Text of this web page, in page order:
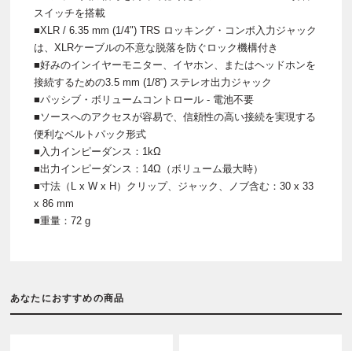
スイッチを搭載
■XLR / 6.35 mm (1/4") TRS ロッキング・コンボ入力ジャック
は、XLRケーブルの不意な脱落を防ぐロック機構付き
■好みのインイヤーモニター、イヤホン、またはヘッドホンを
接続するための3.5 mm (1/8“) ステレオ出力ジャック
■パッシブ・ボリュームコントロール - 電池不要
■ソースへのアクセスが容易で、信頼性の高い接続を実現する
便利なベルトパック形式
■入力インピーダンス：1kΩ
■出力インピーダンス：14Ω（ボリューム最大時）
■寸法（L x W x H）クリップ、ジャック、ノブ含む：30 x 33
x 86 mm
■重量：72 g
あなたにおすすめの商品